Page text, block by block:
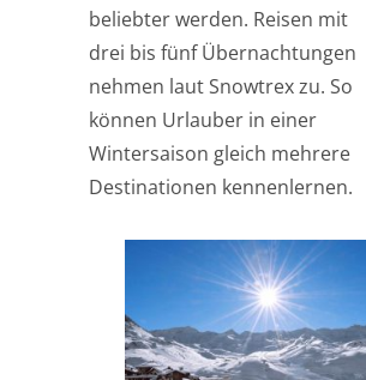
beliebter werden. Reisen mit
drei bis fünf Übernachtungen
nehmen laut Snowtrex zu. So
können Urlauber in einer
Wintersaison gleich mehrere
Destinationen kennenlernen.